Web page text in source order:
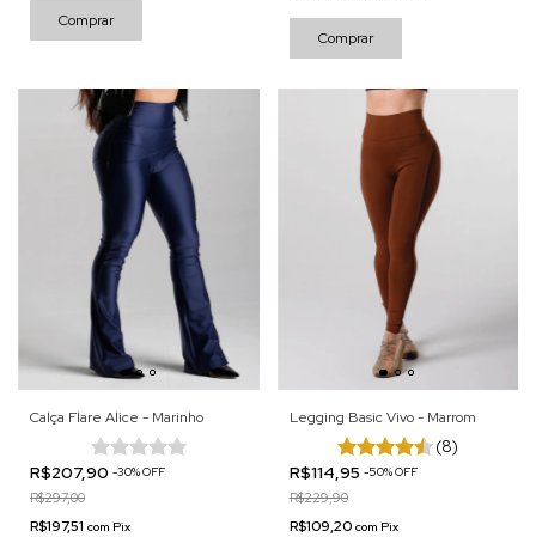
Comprar
Comprar
Calça Flare Alice - Marinho
R$207,90 -30%OFF
R$297,00
R$197,51 com Pix
Legging Basic Vivo - Marrom
(8)
R$114,95 -50%OFF
R$229,90
R$109,20 com Pix